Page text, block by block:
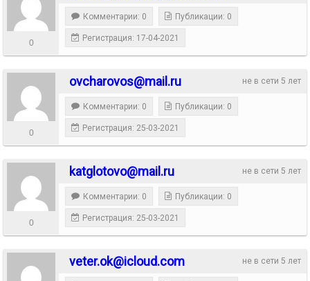
0
Комментарии: 0 Публикации: 0
Регистрация: 17-04-2021
не в сети 5 лет
ovcharovos@mail.ru
0
Комментарии: 0 Публикации: 0
Регистрация: 25-03-2021
не в сети 5 лет
katglotovo@mail.ru
0
Комментарии: 0 Публикации: 0
Регистрация: 25-03-2021
не в сети 5 лет
veter.ok@icloud.com